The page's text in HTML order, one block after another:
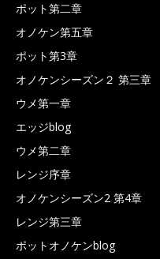
ポット第二章
オノケン第五章
ポット第3章
オノケンシーズン２ 第三章
ウメ第一章
エッジblog
ウメ第二章
レンジ序章
オノケンシーズン2 第4章
レンジ第三章
ポットオノケンblog